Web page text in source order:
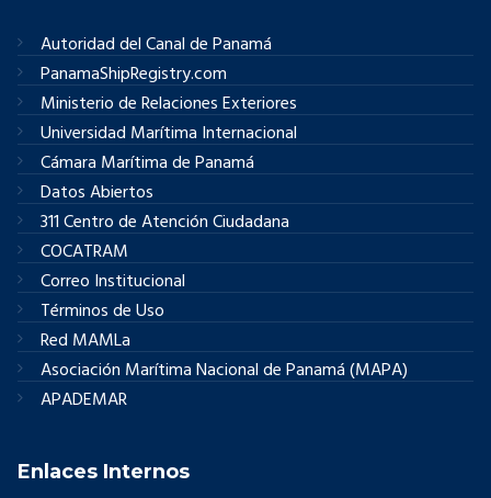
Autoridad del Canal de Panamá
PanamaShipRegistry.com
Ministerio de Relaciones Exteriores
Universidad Marítima Internacional
Cámara Marítima de Panamá
Datos Abiertos
311 Centro de Atención Ciudadana
COCATRAM
Correo Institucional
Términos de Uso
Red MAMLa
Asociación Marítima Nacional de Panamá (MAPA)
APADEMAR
Enlaces Internos